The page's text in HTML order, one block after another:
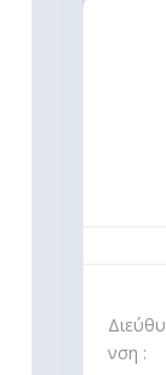
Διεύθυ
νση :